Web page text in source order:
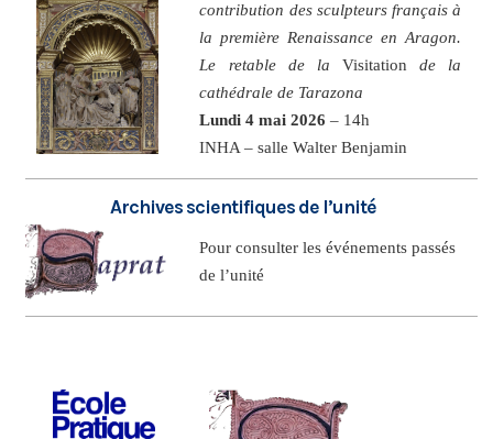
contribution des sculpteurs français à
la première Renaissance en Aragon.
Le retable de la Visitation de la
cathédrale de Tarazona
Lundi 4 mai 2026 – 14h
INHA – salle Walter Benjamin
Archives scientifiques de l’unité
Pour consulter les événements passés
de l’unité